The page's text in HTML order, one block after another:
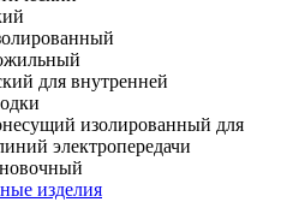
для внутренней
изолированный для
электропередачи
изделия